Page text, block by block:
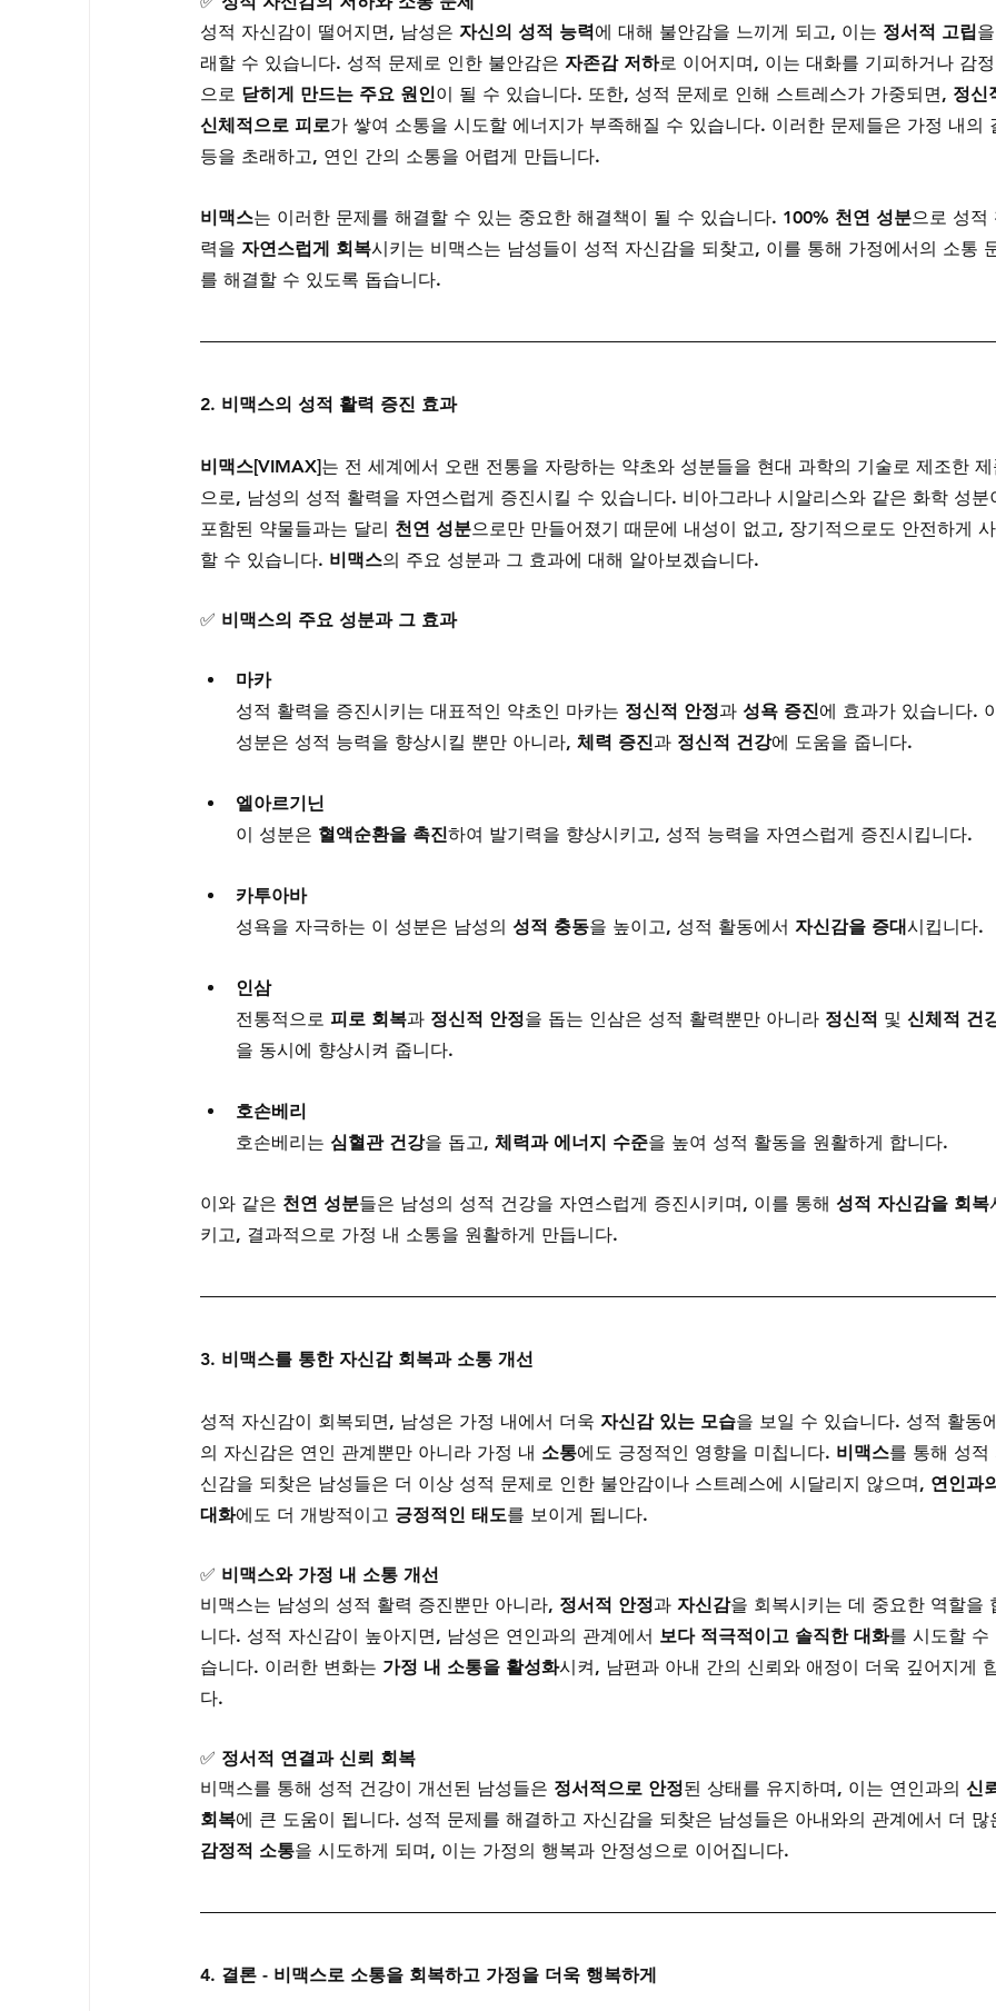
성적 자신감이 떨어지면, 남성은 자신의 성적 능력에 대해 불안감을 느끼게 되고, 이는 정서적 고립
래할 수 있습니다. 성적 문제로 인한 불안감은 자존감 저하로 이어지며, 이는 대화를 기피하거나 감
으로 닫히게 만드는 주요 원인이 될 수 있습니다. 또한, 성적 문제로 인해 스트레스가 가중되면, 정
신체적으로 피로가 쌓여 소통을 시도할 에너지가 부족해질 수 있습니다. 이러한 문제들은 가정 내의
등을 초래하고, 연인 간의 소통을 어렵게 만듭니다.
비맥스는 이러한 문제를 해결할 수 있는 중요한 해결책이 될 수 있습니다. 100% 천연 성분으로 성적
력을 자연스럽게 회복시키는 비맥스는 남성들이 성적 자신감을 되찾고, 이를 통해 가정에서의 소통
를 해결할 수 있도록 돕습니다.
2. 비맥스의 성적 활력 증진 효과
비맥스[VIMAX]는 전 세계에서 오랜 전통을 자랑하는 약초와 성분들을 현대 과학의 기술로 제조한
으로, 남성의 성적 활력을 자연스럽게 증진시킬 수 있습니다. 비아그라나 시알리스와 같은 화학 성
포함된 약물들과는 달리 천연 성분으로만 만들어졌기 때문에 내성이 없고, 장기적으로도 안전하게
할 수 있습니다. 비맥스의 주요 성분과 그 효과에 대해 알아보겠습니다.
✅ 비맥스의 주요 성분과 그 효과
마카
성적 활력을 증진시키는 대표적인 약초인 마카는 정신적 안정과 성욕 증진에 효과가 있습니다.
성분은 성적 능력을 향상시킬 뿐만 아니라, 체력 증진과 정신적 건강에 도움을 줍니다.
엘아르기닌
이 성분은 혈액순환을 촉진하여 발기력을 향상시키고, 성적 능력을 자연스럽게 증진시킵니다.
카투아바
성욕을 자극하는 이 성분은 남성의 성적 충동을 높이고, 성적 활동에서 자신감을 증대시킵니다.
인삼
전통적으로 피로 회복과 정신적 안정을 돕는 인삼은 성적 활력뿐만 아니라 정신적 및 신체적 건
을 동시에 향상시켜 줍니다.
호손베리
호손베리는 심혈관 건강을 돕고, 체력과 에너지 수준을 높여 성적 활동을 원활하게 합니다.
이와 같은 천연 성분들은 남성의 성적 건강을 자연스럽게 증진시키며, 이를 통해 성적 자신감을 회복
키고, 결과적으로 가정 내 소통을 원활하게 만듭니다.
3. 비맥스를 통한 자신감 회복과 소통 개선
성적 자신감이 회복되면, 남성은 가정 내에서 더욱 자신감 있는 모습을 보일 수 있습니다. 성적 활동
의 자신감은 연인 관계뿐만 아니라 가정 내 소통에도 긍정적인 영향을 미칩니다. 비맥스를 통해 성적
신감을 되찾은 남성들은 더 이상 성적 문제로 인한 불안감이나 스트레스에 시달리지 않으며, 연인과
대화에도 더 개방적이고 긍정적인 태도를 보이게 됩니다.
✅ 비맥스와 가정 내 소통 개선
비맥스는 남성의 성적 활력 증진뿐만 아니라, 정서적 안정과 자신감을 회복시키는 데 중요한 역할을
니다. 성적 자신감이 높아지면, 남성은 연인과의 관계에서 보다 적극적이고 솔직한 대화를 시도할 수
습니다. 이러한 변화는 가정 내 소통을 활성화시켜, 남편과 아내 간의 신뢰와 애정이 더욱 깊어지게
다.
✅ 정서적 연결과 신뢰 회복
비맥스를 통해 성적 건강이 개선된 남성들은 정서적으로 안정된 상태를 유지하며, 이는 연인과의 신
회복에 큰 도움이 됩니다. 성적 문제를 해결하고 자신감을 되찾은 남성들은 아내와의 관계에서 더
감정적 소통을 시도하게 되며, 이는 가정의 행복과 안정성으로 이어집니다.
4. 결론 - 비맥스로 소통을 회복하고 가정을 더욱 행복하게